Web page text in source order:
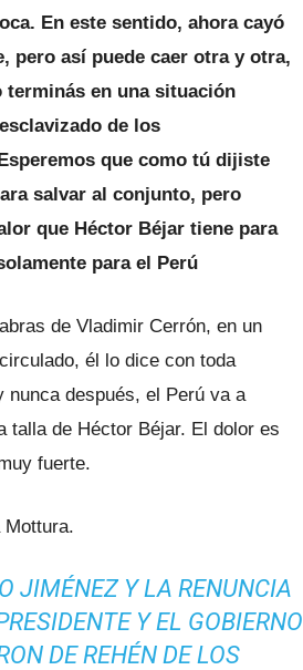
En este sentido, ahora cayó
pero así puede caer otra y otra,
terminás en una situación
de los
que como tú dijiste
salvar al conjunto, pero
que Héctor Béjar tiene para
para el Perú
de Vladimir Cerrón, en un
él lo dice con toda
nunca después, el Perú va a
talla de Héctor Béjar. El dolor es
fuerte.
JIMÉNEZ Y LA RENUNCIA
Y EL GOBIERNO
DE REHÉN DE LOS